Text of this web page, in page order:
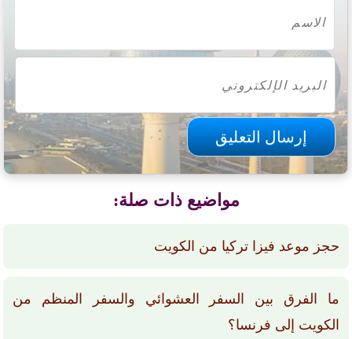
مواضيع ذات صلة:
حجز موعد فيزا تركيا من الكويت
ما الفرق بين السفر العشوائي والسفر المنظم من
الكويت إلى فرنسا؟